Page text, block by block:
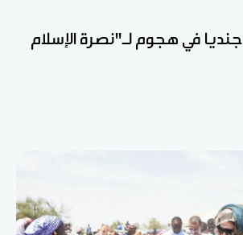
مالي: مقتل 12 جنديا في هجوم لـ"نصرة الإسلام